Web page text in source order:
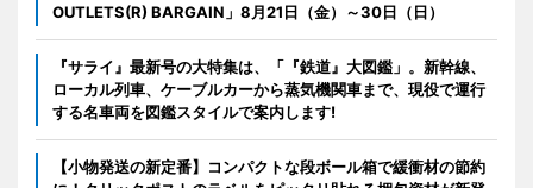
OUTLETS(R) BARGAIN」8月21日（金）～30日（日）
『サライ』最新号の大特集は、「『鉄道』大図鑑」。新幹線、
ローカル列車、ケーブルカーから蒸気機関車まで、現役で運行
する名車両を図鑑スタイルで案内します!
【小物発送の新定番】コンパクトな段ボール箱で緩衝材の節約